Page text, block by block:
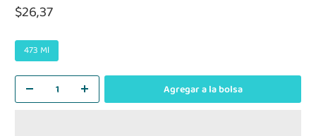
$26,37
473 Ml
Agregar a la bolsa